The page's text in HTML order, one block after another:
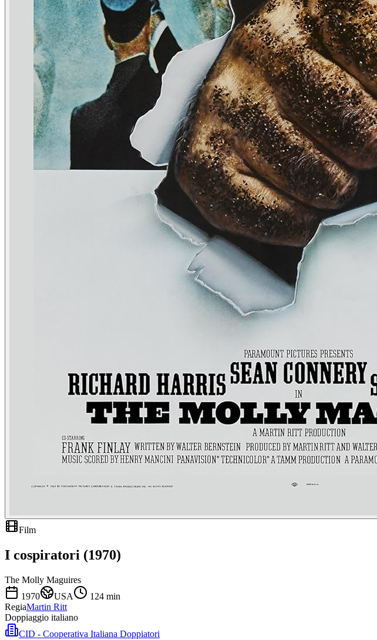
Film
I cospiratori (1970)
The Molly Maguires
1970
USA 124 min
RegiaMartin Ritt
Doppiaggio italiano
CID - Cooperativa Italiana Doppiatori